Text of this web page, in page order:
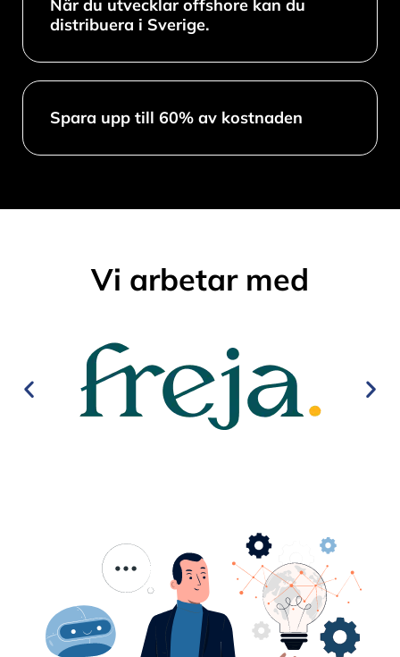
När du utvecklar offshore kan du
distribuera i Sverige.
Spara upp till 60% av kostnaden
Vi arbetar med